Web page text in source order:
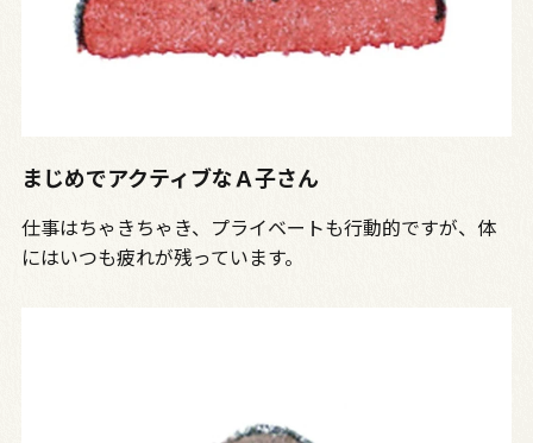
まじめでアクティブなＡ子さん
仕事はちゃきちゃき、プライベートも行動的ですが、体
にはいつも疲れが残っています。